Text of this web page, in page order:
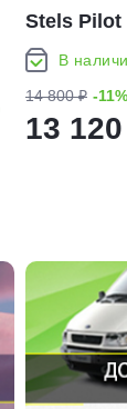
Stels Pilot
В
14 800 ₽ -11%
13